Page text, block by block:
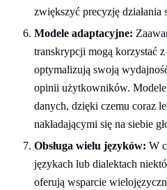
zwiększyć precyzję działania
Modele adaptacyjne:
transkrypcji mogą korzystać
optymalizują swoją
opinii użytkowników. Modele
danych, dzięki czemu coraz
nakładającymi się na siebie
Obsługa wielu języków: W
językach lub dialektach
oferują wsparcie